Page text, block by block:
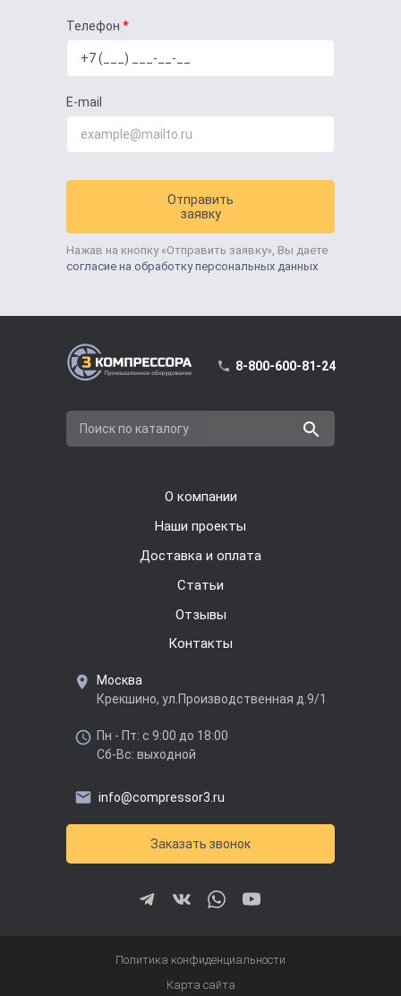
Телефон
E-mail
Отправить
заявку
Нажав на кнопку «Отправить заявку», Вы даете
согласие на обработку персональных данных
8-800-600-81-24
Поиск по каталогу
О компании
Наши проекты
Доставка и оплата
Cтатьи
Отзывы
Контакты
Москва
Крекшино, ул.Производственная д.9/1
Пн - Пт: с 9:00 до 18:00
Сб-Вс: выходной
info@compressor3.ru
Заказать звонок
Политика конфиденциальности
Карта сайта